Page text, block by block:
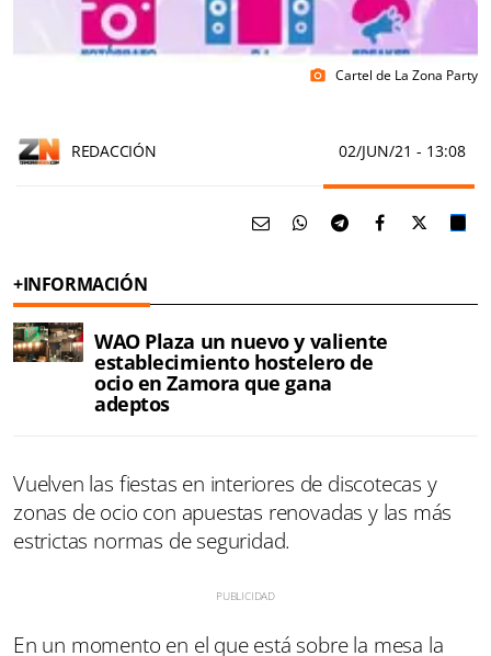
photo_camera Cartel de La Zona Party
REDACCIÓN 02/JUN/21 - 13:08
+INFORMACIÓN
WAO Plaza un nuevo y valiente
establecimiento hostelero de
ocio en Zamora que gana
adeptos
Vuelven las fiestas en interiores de discotecas y
zonas de ocio con apuestas renovadas y las más
estrictas normas de seguridad.
En un momento en el que está sobre la mesa la